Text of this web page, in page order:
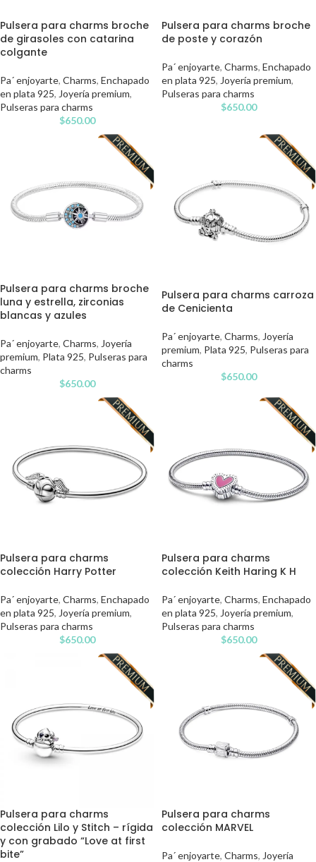
Pulsera para charms broche
de girasoles con catarina
colgante
Pa´ enjoyarte, Charms, Enchapado
en plata 925, Joyería premium,
Pulseras para charms
$650.00
Pulsera para charms broche
de poste y corazón
Pa´ enjoyarte, Charms, Enchapado
en plata 925, Joyería premium,
Pulseras para charms
$650.00
Pulsera para charms broche
luna y estrella, zirconias
blancas y azules
Pa´ enjoyarte, Charms, Joyería
premium, Plata 925, Pulseras para
charms
$650.00
Pulsera para charms carroza
de Cenicienta
Pa´ enjoyarte, Charms, Joyería
premium, Plata 925, Pulseras para
charms
$650.00
Pulsera para charms
colección Harry Potter
Pa´ enjoyarte, Charms, Enchapado
en plata 925, Joyería premium,
Pulseras para charms
$650.00
Pulsera para charms
colección Keith Haring K H
Pa´ enjoyarte, Charms, Enchapado
en plata 925, Joyería premium,
Pulseras para charms
$650.00
Pulsera para charms
colección Lilo y Stitch – rígida
y con grabado “Love at first
bite”
Pulsera para charms
colección MARVEL
Pa´ enjoyarte, Charms, Joyería